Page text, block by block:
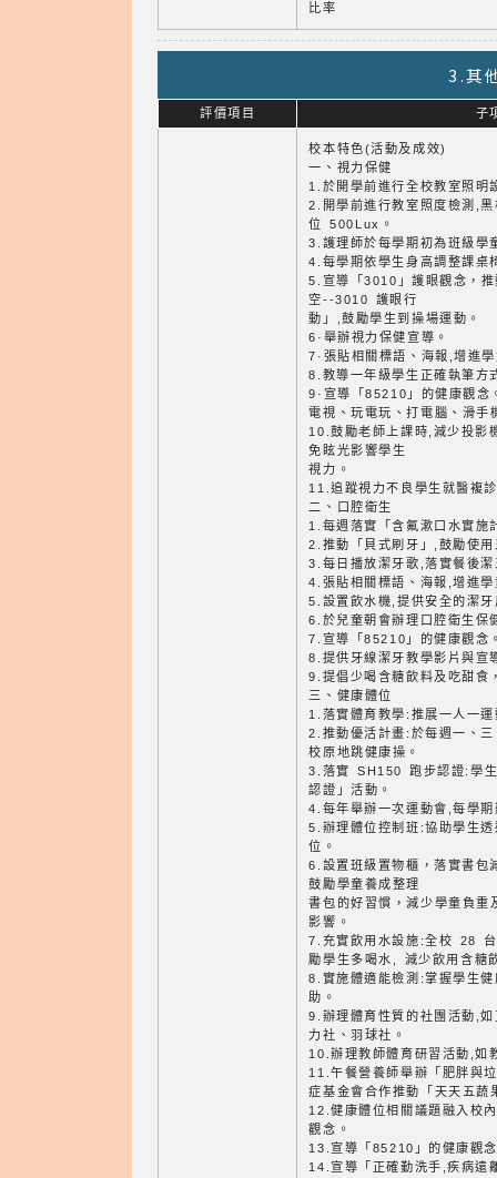
比率
3.其
評價項目 子
校本特色(活動及成效)
一、視力保健
1.於開學前進行全校教室照
2.開學前進行教室照度檢測,
位 500Lux。
3.護理師於每學期初為班級學
4.每學期依學生身高調整課桌
5.宣導「3010」護眼觀念，
空--3010 護眼行
動」,鼓勵學生到操場運動。
6·舉辦視力保健宣導。
7·張貼相關標語、海報,增進
8.教導一年級學生正確執筆方
9·宣導「85210」的健康觀念
電視、玩電玩、打電腦、滑手
10.鼓勵老師上課時,減少投影
免眩光影響學生
視力。
11.追蹤視力不良學生就醫複
二、口腔衛生
1.每週落實「含氟漱口水實施
2.推動「貝式刷牙」,鼓勵使
3.每日播放潔牙歌,落實餐後
4.張貼相關標語、海報,增進
5.設置飲水機,提供安全的潔牙
6.於兒童朝會辦理口腔衛生保
7.宣導「85210」的健康觀念
8.提供牙線潔牙教學影片與宣
9.提倡少喝含糖飲料及吃甜食
三、健康體位
1.落實體育教學:推展一人一
2.推動優活計畫:於每週一、
校原地跳健康操。
3.落實 SH150 跑步認證:學
認證」活動。
4.每年舉辦一次運動會,每學
5.辦理體位控制班:協助學生
位。
6.設置班級置物櫃，落實書包
鼓勵學童養成整理
書包的好習慣，減少學童負重
影響。
7.充實飲用水設施:全校 28
勵學生多喝水, 減少飲用含糖
8.實施體適能檢測:掌握學生
助。
9.辦理體育性質的社團活動,
力社、羽球社。
10.辦理教師體育研習活動,如
11.午餐營養師舉辦「肥胖與
症基金會合作推動「天天五蔬
12.健康體位相關議題融入校
觀念。
13.宣導「85210」的健康觀
14.宣導「正確勤洗手,疾病遠